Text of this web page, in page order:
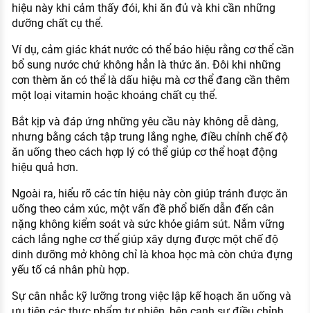
hiệu này khi cảm thấy đói, khi ăn đủ và khi cần những
dưỡng chất cụ thể.
Ví dụ, cảm giác khát nước có thể báo hiệu rằng cơ thể cần
bổ sung nước chứ không hẳn là thức ăn. Đôi khi những
cơn thèm ăn có thể là dấu hiệu mà cơ thể đang cần thêm
một loại vitamin hoặc khoáng chất cụ thể.
Bắt kịp và đáp ứng những yêu cầu này không dễ dàng,
nhưng bằng cách tập trung lắng nghe, điều chỉnh chế độ
ăn uống theo cách hợp lý có thể giúp cơ thể hoạt động
hiệu quả hơn.
Ngoài ra, hiểu rõ các tín hiệu này còn giúp tránh được ăn
uống theo cảm xúc, một vấn đề phổ biến dẫn đến cân
nặng không kiểm soát và sức khỏe giảm sút. Nắm vững
cách lắng nghe cơ thể giúp xây dựng được một chế độ
dinh dưỡng mở không chỉ là khoa học mà còn chứa đựng
yếu tố cá nhân phù hợp.
Sự cân nhắc kỹ lưỡng trong việc lập kế hoạch ăn uống và